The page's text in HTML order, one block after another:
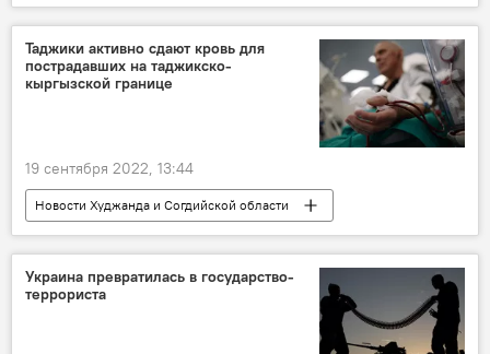
Таджикистан: свежие новости спорта
футбол
интервью
Таджики активно сдают кровь для
пострадавших на таджикско-
кыргызской границе
19 сентября 2022, 13:44
Новости Худжанда и Согдийской области
Таджикско-кыргызская граница: последние новости
Таджикистан
Кыргызстан
граница
конфликт
Украина превратилась в государство-
террориста